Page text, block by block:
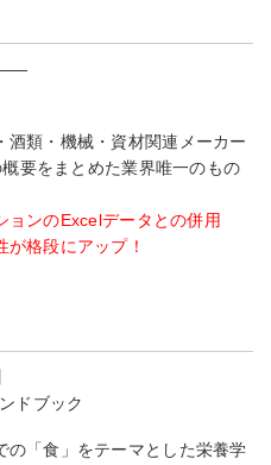
――
酒類・機械・資材関連メーカー
要をまとめた業界唯一のもの
ョンのExcelデータとの併用
が格段にアップ！
ドブック
の「食」をテーマとした栄養学